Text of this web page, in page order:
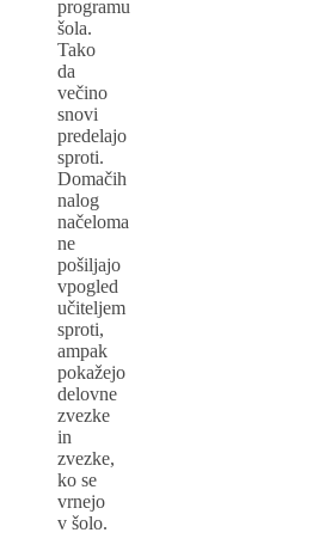
programu
šola.
Tako
da
večino
snovi
predelajo
sproti.
Domačih
nalog
načeloma
ne
pošiljajo
vpogled
učiteljem
sproti,
ampak
pokažejo
delovne
zvezke
in
zvezke,
ko se
vrnejo
v šolo.